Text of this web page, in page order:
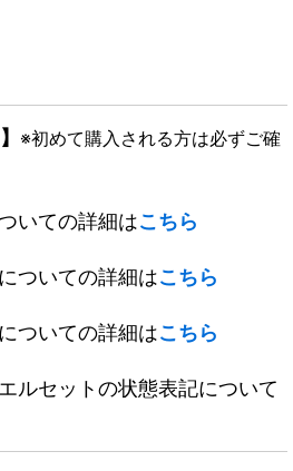
※初めて購入される方は必ずご確
いての詳細はこちら
ついての詳細はこちら
ついての詳細はこちら
ルセットの状態表記について